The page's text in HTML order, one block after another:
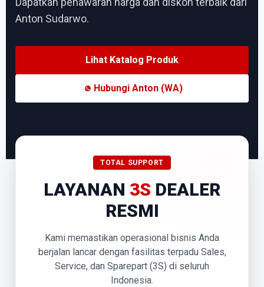
Anton Sudarwo.
Lihat Katalog Produk
Hubungi Anton (WA)
TOTAL SUPPORT
LAYANAN 3S DEALER
RESMI
Kami memastikan operasional bisnis Anda
berjalan lancar dengan fasilitas terpadu Sales,
Service, dan Sparepart (3S) di seluruh
Indonesia.